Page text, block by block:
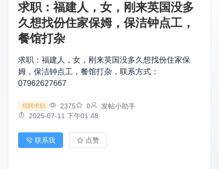
求职：福建人，女，刚来英国没多
久想找份住家保姆，保洁钟点工，
餐馆打杂
求职：福建人，女，刚来英国没多久想找份住家保
姆，保洁钟点工，餐馆打杂，联系方式：
07962627667
招聘求职 2375 0
发帖小助手
2025-07-11 下午01:48
联系我 点赞